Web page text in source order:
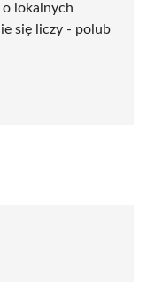
o lokalnych
się liczy - polub